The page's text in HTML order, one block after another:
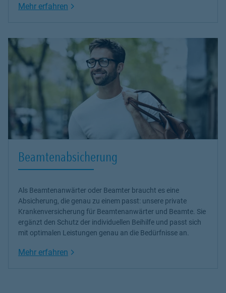
Mehr erfahren Link Opens in New Tab
Beamtenabsicherung
Als Beamtenanwärter oder Beamter braucht es eine
Absicherung, die genau zu einem passt: unsere private
Krankenversicherung für Beamtenanwärter und Beamte. Sie
ergänzt den Schutz der individuellen Beihilfe und passt sich
mit optimalen Leistungen genau an die Bedürfnisse an.
Mehr erfahren Link Opens in New Tab